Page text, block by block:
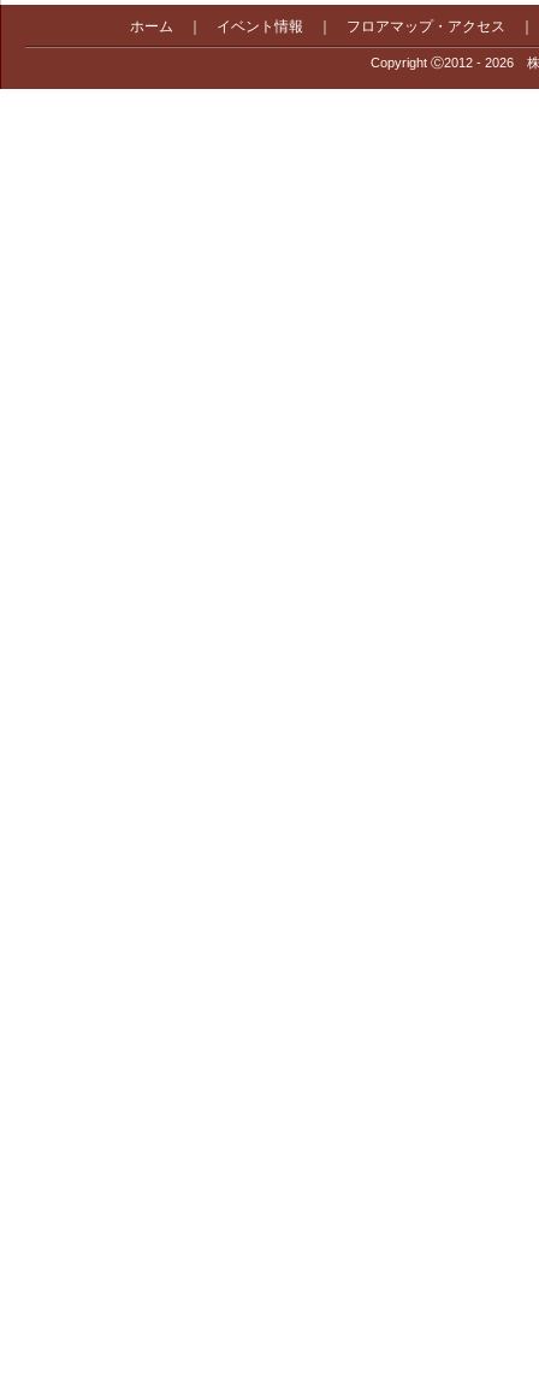
ホーム イベント情報 フロアマップ・アクセス
Copyright Ⓒ2012 - 2026 株